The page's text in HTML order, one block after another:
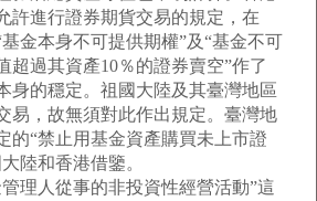
許進行證券期貨交易的規定，在
基金本身不可提供期權”及“基金不可
超過其資產10％的證券賣空”作了
身的穩定。祖國大陸及其臺灣地區
易，故無須對此作出規定。臺灣地
的“禁止用基金資產購買未上市證
陸和香港借鑒。
人從事的非投資性經營活動”這